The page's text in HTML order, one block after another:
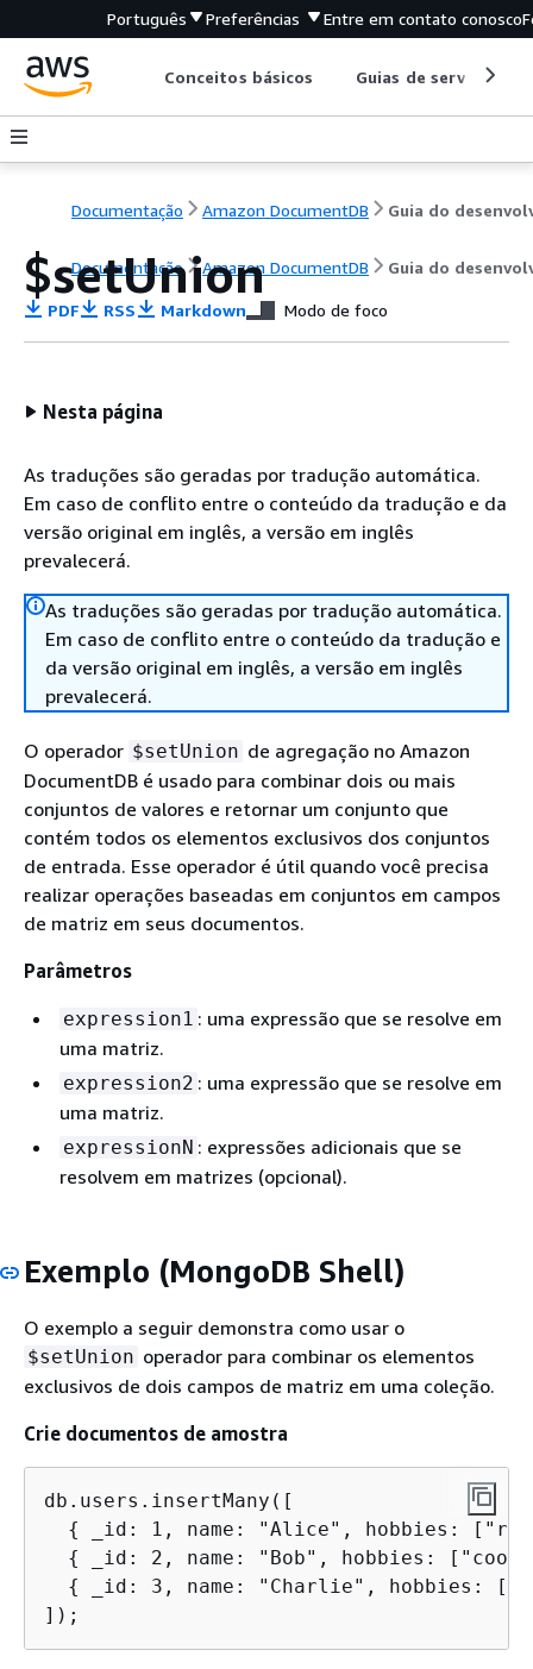
Português Preferências Entre em contato conosco
Conceitos básicos Guias de serviço
Documentação Amazon DocumentDB
Documentação Amazon DocumentDB Guia do
$setUnion
PDF RSS Markdown Modo de foco
Nesta página
As traduções são geradas por tradução automática.
Em caso de conflito entre o conteúdo da tradução e da
versão original em inglês, a versão em inglês
prevalecerá.
As traduções são geradas por tradução automática.
Em caso de conflito entre o conteúdo da tradução e
da versão original em inglês, a versão em inglês
prevalecerá.
O operador $setUnion de agregação no Amazon
DocumentDB é usado para combinar dois ou mais
conjuntos de valores e retornar um conjunto que
contém todos os elementos exclusivos dos conjuntos
de entrada. Esse operador é útil quando você precisa
realizar operações baseadas em conjuntos em campos
de matriz em seus documentos.
Parâmetros
expression1 : uma expressão que se resolve em
uma matriz.
expression2 : uma expressão que se resolve em
uma matriz.
expressionN : expressões adicionais que se
resolvem em matrizes (opcional).
Exemplo (MongoDB Shell)
O exemplo a seguir demonstra como usar o
$setUnion operador para combinar os elementos
exclusivos de dois campos de matriz em uma coleção.
Crie documentos de amostra
db.users.insertMany([
{
_id: 1, name: "Alice", hobbies:
{
_id: 2, name: "Bob", hobbies:
{
_id: 3, name: "Charlie", hobbies:
]);